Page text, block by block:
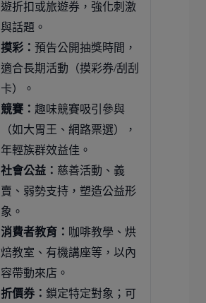
遊折扣或旅遊券，強化刺激
與話題。
摸彩： 預告公開抽獎時間，
適合長期活動（摸彩券/刮刮
卡）。
競賽： 趣味競賽吸引參與
（如大胃王、網路票選），
年輕族群效益佳。
社會公益： 慈善活動、義
賣、弱勢支持，塑造公益形
象。
消費者教育： 咖啡教學、烘
焙教室、有機講座等，以內
容帶動來店。
折價券： 鎖定特定對象；可